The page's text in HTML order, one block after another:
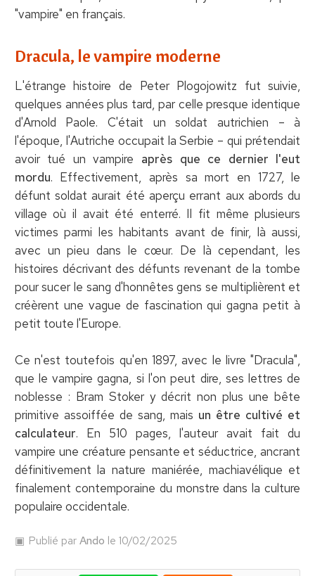
"vampire" en français.
Dracula, le vampire moderne
L'étrange histoire de Peter Plogojowitz fut suivie,
quelques années plus tard, par celle presque identique
d'Arnold Paole. C'était un soldat autrichien – à
l'époque, l'Autriche occupait la Serbie – qui prétendait
avoir tué un vampire après que ce dernier l'eut
mordu. Effectivement, après sa mort en 1727, le
défunt soldat aurait été aperçu errant aux abords du
village où il avait été enterré. Il fit même plusieurs
victimes parmi les habitants avant de finir, là aussi,
avec un pieu dans le cœur. De là cependant, les
histoires décrivant des défunts revenant de la tombe
pour sucer le sang d'honnêtes gens se multiplièrent et
créèrent une vague de fascination qui gagna petit à
petit toute l'Europe.
Ce n'est toutefois qu'en 1897, avec le livre "Dracula",
que le vampire gagna, si l'on peut dire, ses lettres de
noblesse : Bram Stoker y décrit non plus une bête
primitive assoiffée de sang, mais un être cultivé et
calculateur. En 510 pages, l'auteur avait fait du
vampire une créature pensante et séductrice, ancrant
définitivement la nature maniérée, machiavélique et
finalement contemporaine du monstre dans la culture
populaire occidentale.
Publié parAndo le 10/02/2025